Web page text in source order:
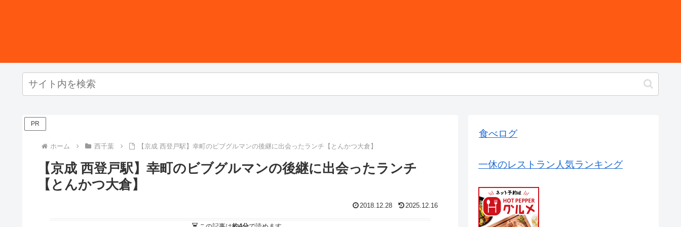
PR
ホーム 西千葉 【京成 西登戸駅】幸町のビブグルマンの後継に出会ったランチ【とんかつ大倉】
【京成 西登戸駅】幸町のビブグルマンの後継に出会ったランチ
【とんかつ大倉】
2018.12.28 2025.12.16
食べログ
一休のレストラン人気ランキング